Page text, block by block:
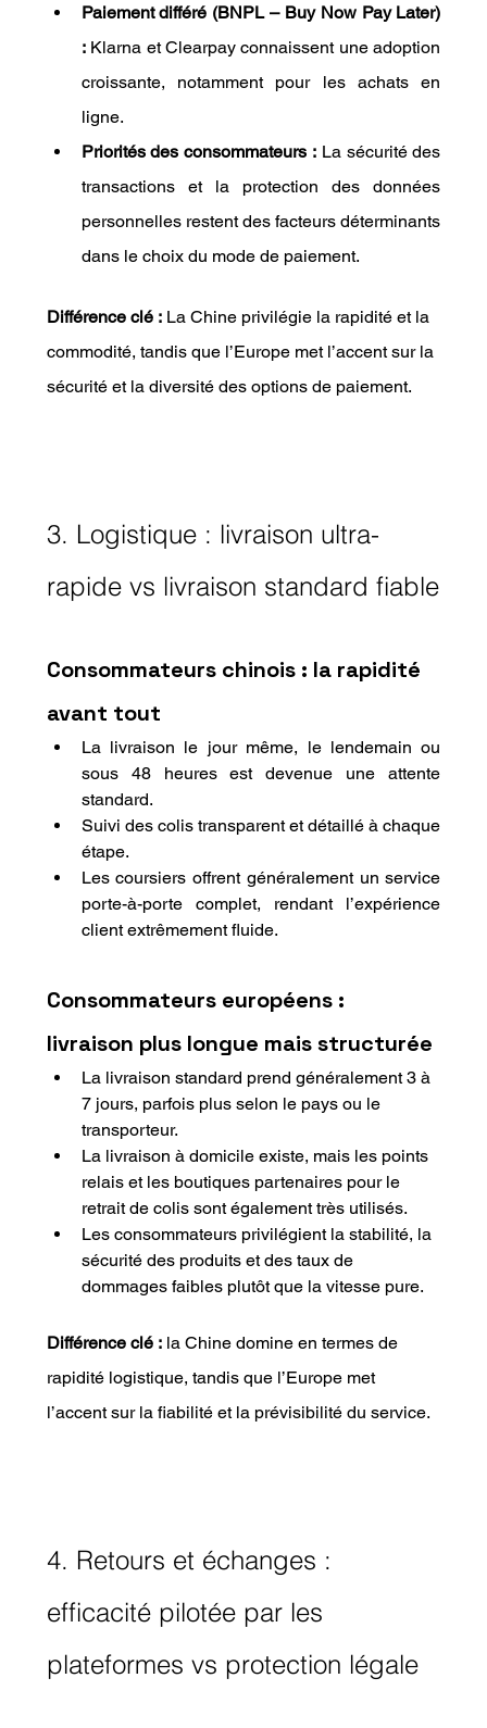
Paiement différé (BNPL – Buy Now Pay Later)
: Klarna et Clearpay connaissent une adoption
croissante, notamment pour les achats en
ligne.
Priorités des consommateurs : La sécurité des
transactions et la protection des données
personnelles restent des facteurs déterminants
dans le choix du mode de paiement.
Différence clé : La Chine privilégie la rapidité et la
commodité, tandis que l’Europe met l’accent sur la
sécurité et la diversité des options de paiement.
3. Logistique : livraison ultra-
rapide vs livraison standard fiable
Consommateurs chinois : la rapidité
avant tout
La livraison le jour même, le lendemain ou
sous 48 heures est devenue une attente
standard.
Suivi des colis transparent et détaillé à chaque
étape.
Les coursiers offrent généralement un service
porte-à-porte complet, rendant l’expérience
client extrêmement fluide.
Consommateurs européens :
livraison plus longue mais structurée
La livraison standard prend généralement 3 à
7 jours, parfois plus selon le pays ou le
transporteur.
La livraison à domicile existe, mais les points
relais et les boutiques partenaires pour le
retrait de colis sont également très utilisés.
Les consommateurs privilégient la stabilité, la
sécurité des produits et des taux de
dommages faibles plutôt que la vitesse pure.
Différence clé : la Chine domine en termes de
rapidité logistique, tandis que l’Europe met
l’accent sur la fiabilité et la prévisibilité du service.
4. Retours et échanges :
efficacité pilotée par les
plateformes vs protection légale